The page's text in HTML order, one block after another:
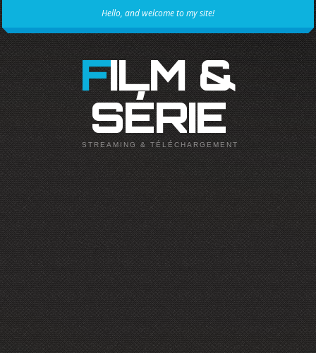
Hello, and welcome to my site!
FILM &
SÉRIE
STREAMING & TÉLÉCHARGEMENT